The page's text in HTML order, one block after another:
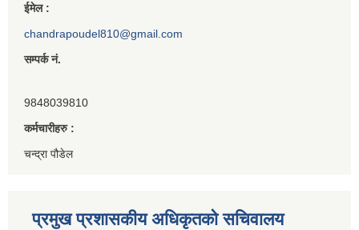
ईमेल :
chandrapoudel810@gmail.com
सम्पर्क नं.
9848039810
कर्मचारीहरु :
चन्द्रा पौडेल
प्रमुख प्रशासकीय अधिकृतको सचिवालय